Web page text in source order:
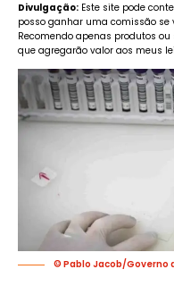
Divulgação: Este site pode
posso ganhar uma comissão
Recomendo apenas produtos
que agregarão valor aos meus
© Pablo Jacob/Governo